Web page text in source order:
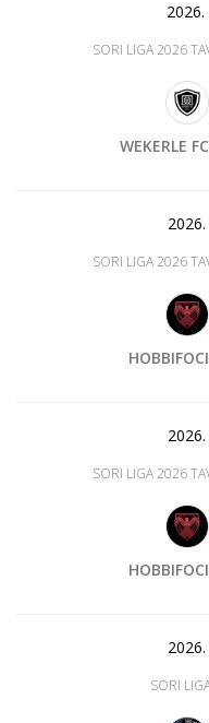
SORI LIGA 2026
WEKERLE FC
SORI LIGA 2026
HOBBIFOCI
SORI LIGA 2026
HOBBIFOCI
SORI